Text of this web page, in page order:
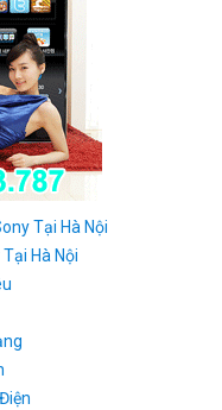
Tại Hà Nội
Hà Nội